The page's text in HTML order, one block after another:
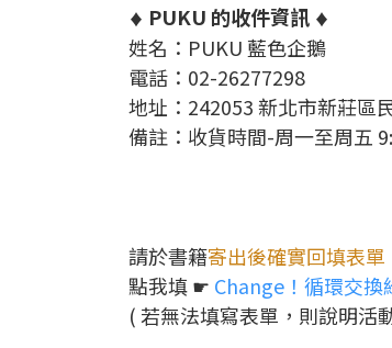
♦ PUKU 的收件資訊 ♦
姓名：PUKU 藍色企鵝
電話：02-26277298
地址：242053 新北市新莊區
備註：收貨時間-周一至周五
請於書籍寄出後確實回填表單
點我填 ☛ Change！循環交換
( 若無法填寫表單，則說明活